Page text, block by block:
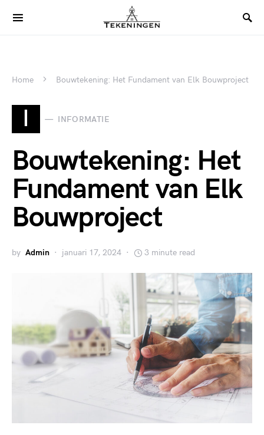
Home Bouwtekening: Het Fundament van Elk Bouwproject
I INFORMATIE
Bouwtekening: Het
Fundament van Elk
Bouwproject
by Admin januari 17, 2024 3 minute read